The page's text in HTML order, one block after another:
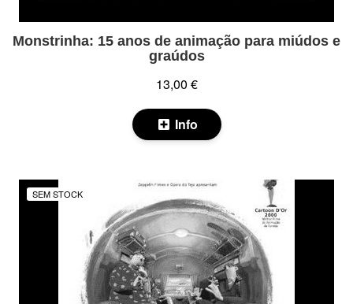
Monstrinha: 15 anos de animação para miúdos e
graúdos
13,00 €
Info
SEM STOCK